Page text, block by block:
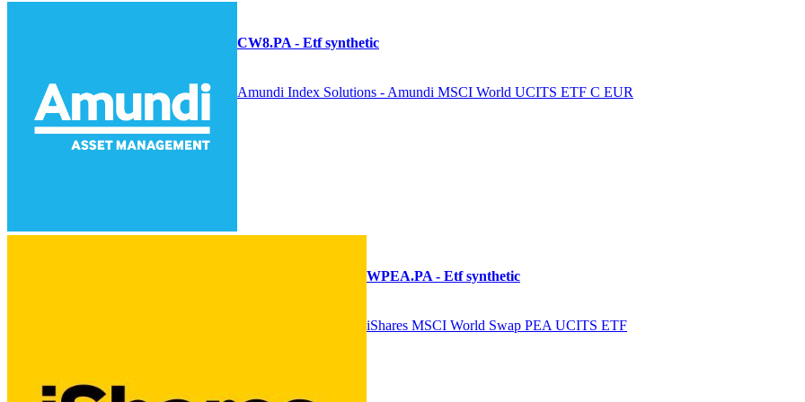
CW8.PA - Etf synthetic
Amundi Index Solutions - Amundi MSCI World UCITS ETF C EUR
WPEA.PA - Etf synthetic
iShares MSCI World Swap PEA UCITS ETF